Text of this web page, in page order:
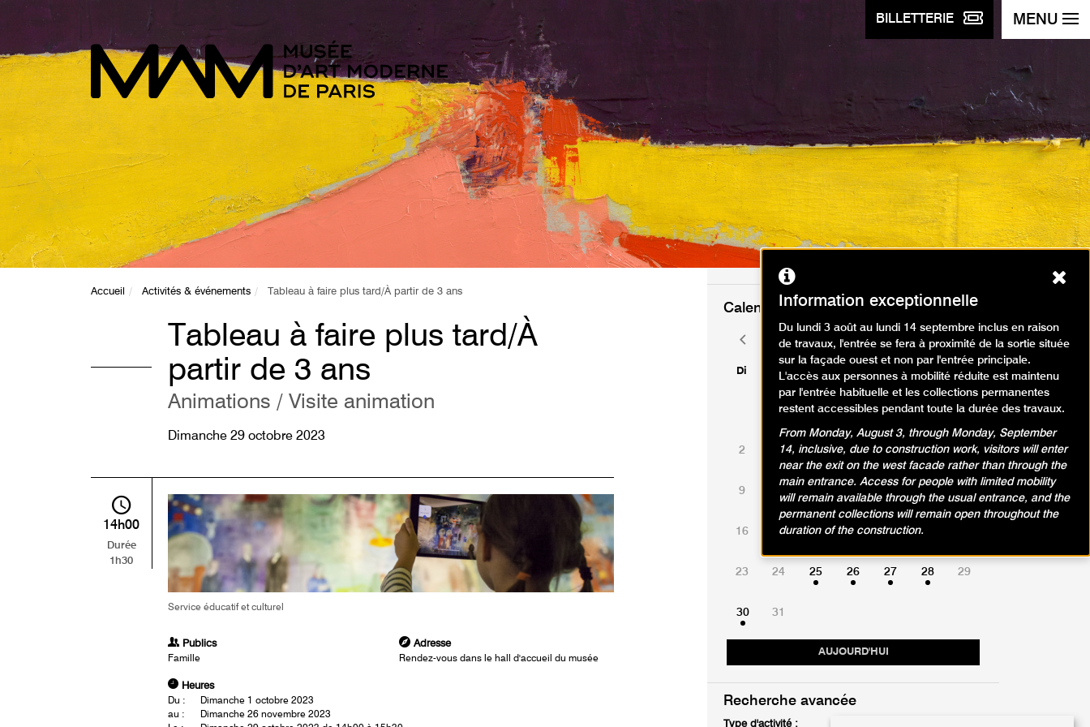
BILLETTERIE MENU
Accueil Activités & événements Tableau à faire plus tard/À partir de 3 ans
Tableau à faire plus tard/À
partir de 3 ans
Animations / Visite animation
Dimanche 29 octobre 2023
Service éducatif et culturel
14h00
Durée
1h30
Publics
Famille
Adresse
Rendez-vous dans le hall d'accueil du musée
Heures
Du :
Dimanche 1 octobre 2023
au :
Dimanche 26 novembre 2023
Calendrier des événements
août 2026
Di Lu Ma Ve Sa
AUJOURD'HUI
1
2 3 4 5 6 7 8
9 12 13 14
16 17 18 19 20 21
23 24 25 26 27 28 29
30 31
Mois
précédent
Mois
suivant
Recherche avancée
Type d'activité :
Information exceptionnelle
Du lundi 3 août au lundi 14 septembre inclus en raison
de travaux, l'entrée se fera à proximité de la sortie située
sur la façade ouest et non par l'entrée principale.
L'accès aux personnes à mobilité réduite est maintenu
par l'entrée habituelle et les collections permanentes
restent accessibles pendant toute la durée des travaux.
From Monday, August 3, through Monday, September
14, inclusive, due to construction work, visitors will enter
near the exit on the west facade rather than through the
main entrance. Access for people with limited mobility
will remain available through the usual entrance, and the
permanent collections will remain open throughout the
duration of the construction.